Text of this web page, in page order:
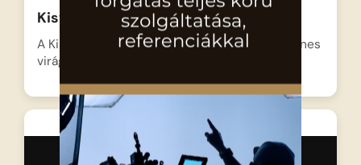
Kisvakond és a buldózer
A Kisvakond gondosan ápolgatja gyönyörű, színes
virágoskertjét, ám a békés…